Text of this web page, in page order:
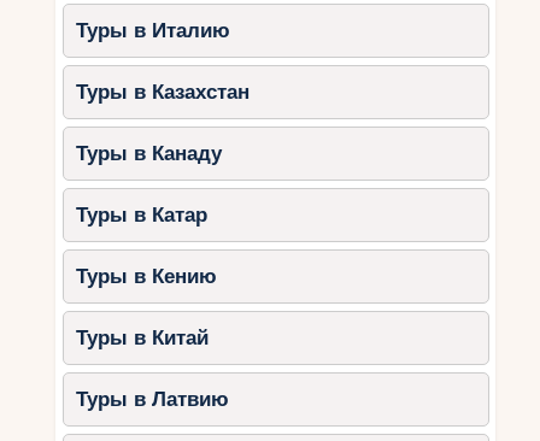
Туры в Италию
Туры в Казахстан
Туры в Канаду
Туры в Катар
Туры в Кению
Туры в Китай
Туры в Латвию